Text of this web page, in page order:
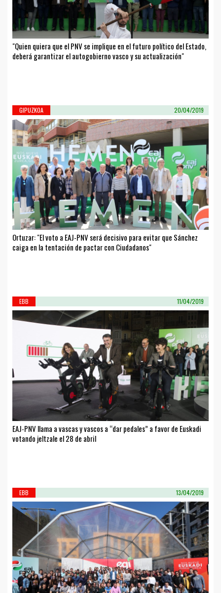
"Quien quiera que el PNV se implique en el futuro político del Estado,
deberá garantizar el autogobierno vasco y su actualización"
GIPUZKOA 20/04/2019
Ortuzar: "El voto a EAJ-PNV será decisivo para evitar que Sánchez
caiga en la tentación de pactar con Ciudadanos"
EBB 11/04/2019
EAJ-PNV llama a vascas y vascos a “dar pedales” a favor de Euskadi
votando jeltzale el 28 de abril
EBB 13/04/2019